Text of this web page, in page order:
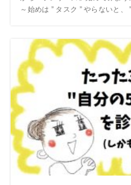
～始めは ” タスク ” やらないと、